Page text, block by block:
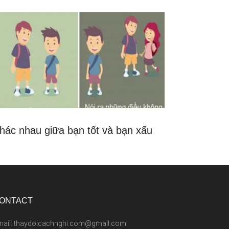
nhau giữa bạn tốt và bạn xấu
thaydoicachnghi.com@gmail.com